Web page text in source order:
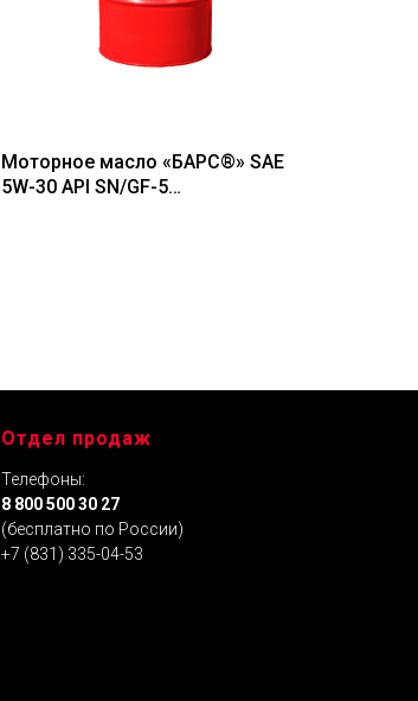
Моторное масло «БАРС®» SAE
5W-30 API SN/GF-5
Отдел продаж
Телефоны:
8 800 500 30 27
(бесплатно по России)
+7 (831) 335-04-53